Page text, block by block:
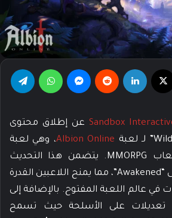
Sandbox عن إطلاق محتوى
Albion Online، وهي لعبة
مجانية من نوعية العاب MMORPG. يتضمن هذا التحديث
أسلحة متطورة تسمى “Awakened”، مما يمنح اللاعبين القدرة
في عالم اللعبة المفتوح. بالإضافة إلى
تعديلات على الأسلحة حيث تسمح